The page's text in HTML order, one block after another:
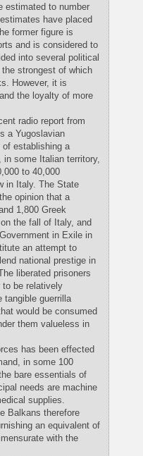
estimated to number
have placed
former figure is
and is considered to
into several political
strongest of which
However, it is
the loyalty of more
radio report from
a Yugoslavian
of establishing a
some Italian territory,
to 40,000
in Italy. The State
opinion that a
1,800 Greek
the fall of Italy, and
in Exile in
an attempt to
national prestige in
liberated prisoners
to be relatively
tangible guerrilla
would be consumed
them valueless in
has been effected
in some 100
bare essentials of
needs are machine
supplies.
Balkans therefore
an equivalent of
with the